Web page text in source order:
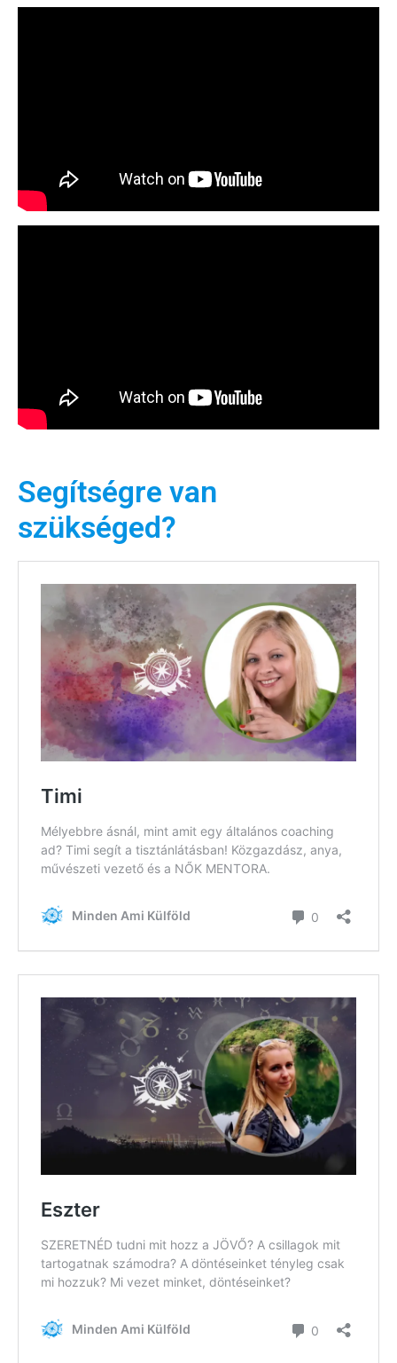
Hírlevél
Email Cím*
Válaszd ki az ajándékod amit
most ingyen megkapsz Tőlünk!
Világkörüli
ízutazás
kockázat
100
Élmény
Feliratkozom
Felhasználási feltételek
Segítségre van
szükséged?